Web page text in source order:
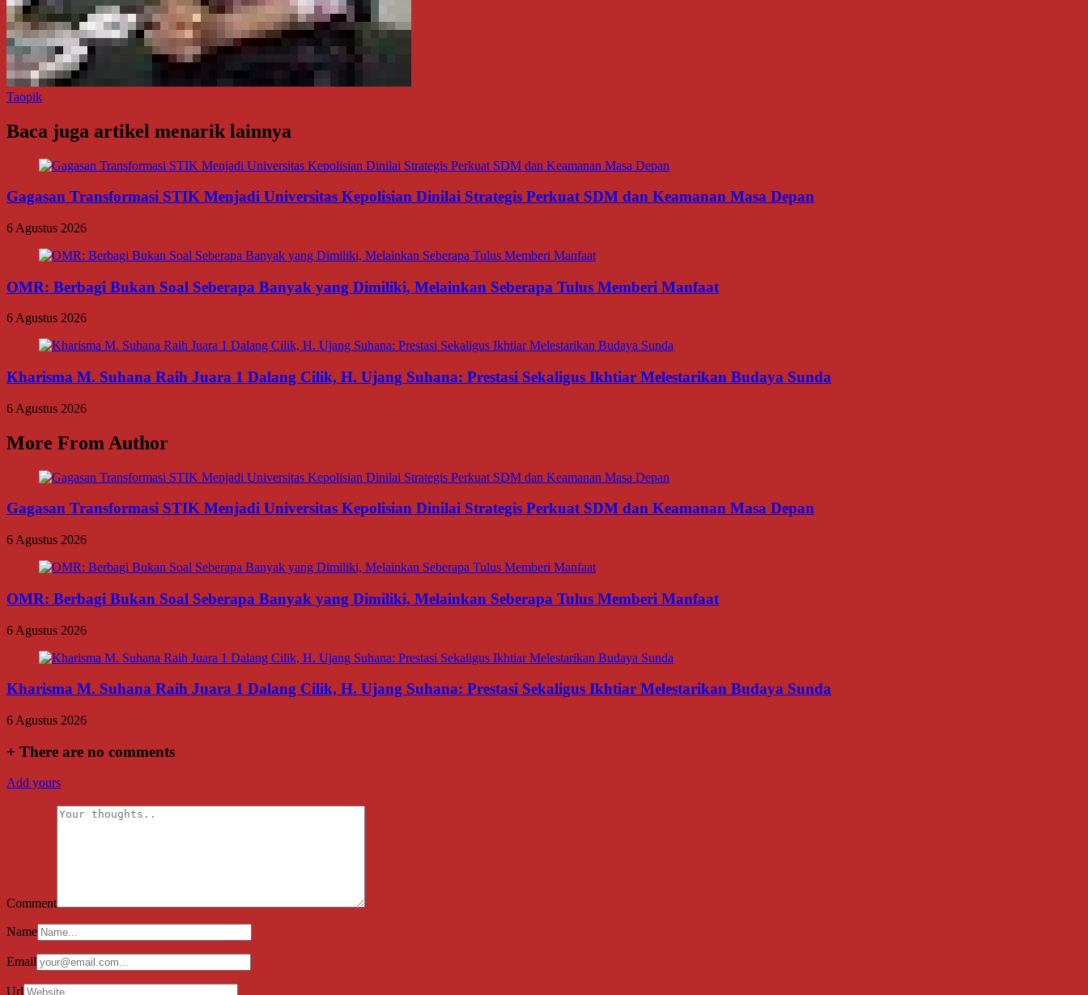
Taopik
Baca juga artikel menarik lainnya
Gagasan Transformasi STIK Menjadi Universitas Kepolisian Dinilai Strategis Perkuat SDM dan Keamanan Masa Depan
6 Agustus 2026
OMR: Berbagi Bukan Soal Seberapa Banyak yang Dimiliki, Melainkan Seberapa Tulus Memberi Manfaat
6 Agustus 2026
Kharisma M. Suhana Raih Juara 1 Dalang Cilik, H. Ujang Suhana: Prestasi Sekaligus Ikhtiar Melestarikan Budaya Sunda
6 Agustus 2026
More From Author
Gagasan Transformasi STIK Menjadi Universitas Kepolisian Dinilai Strategis Perkuat SDM dan Keamanan Masa Depan
6 Agustus 2026
OMR: Berbagi Bukan Soal Seberapa Banyak yang Dimiliki, Melainkan Seberapa Tulus Memberi Manfaat
6 Agustus 2026
Kharisma M. Suhana Raih Juara 1 Dalang Cilik, H. Ujang Suhana: Prestasi Sekaligus Ikhtiar Melestarikan Budaya Sunda
6 Agustus 2026
+ There are no comments
Add yours
Comment
Name
Email
Url